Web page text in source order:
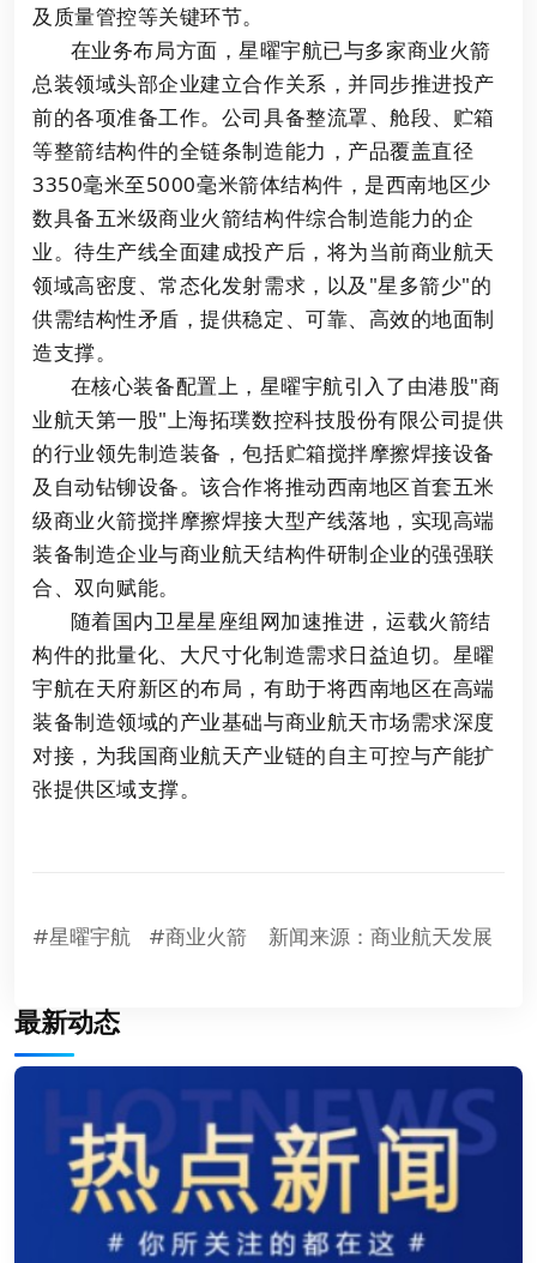
及质量管控等关键环节。
在业务布局方面，星曜宇航已与多家商业火箭
总装领域头部企业建立合作关系，并同步推进投产
前的各项准备工作。公司具备整流罩、舱段、贮箱
等整箭结构件的全链条制造能力，产品覆盖直径
3350毫米至5000毫米箭体结构件，是西南地区少
数具备五米级商业火箭结构件综合制造能力的企
业。待生产线全面建成投产后，将为当前商业航天
领域高密度、常态化发射需求，以及"星多箭少"的
供需结构性矛盾，提供稳定、可靠、高效的地面制
造支撑。
在核心装备配置上，星曜宇航引入了由港股"商
业航天第一股"上海拓璞数控科技股份有限公司提供
的行业领先制造装备，包括贮箱搅拌摩擦焊接设备
及自动钻铆设备。该合作将推动西南地区首套五米
级商业火箭搅拌摩擦焊接大型产线落地，实现高端
装备制造企业与商业航天结构件研制企业的强强联
合、双向赋能。
随着国内卫星星座组网加速推进，运载火箭结
构件的批量化、大尺寸化制造需求日益迫切。星曜
宇航在天府新区的布局，有助于将西南地区在高端
装备制造领域的产业基础与商业航天市场需求深度
对接，为我国商业航天产业链的自主可控与产能扩
张提供区域支撑。
#星曜宇航 #商业火箭 新闻来源：商业航天发展
最新动态